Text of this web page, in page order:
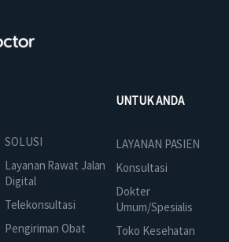
SOLUSI
Layanan Rawat Jalan
Digital
Telekonsultasi
Pengiriman Obat
UNTUK ANDA
LAYANAN PASIEN
Konsultasi
Dokter
Umum/Spesialis
Toko Kesehatan